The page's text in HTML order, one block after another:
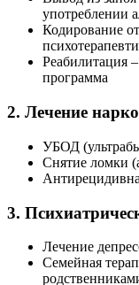
употреблении
Кодирование
Реабилитация
программа
2. Лечение
УБОД
Снятие ломки
3.
Лечение
Семейная